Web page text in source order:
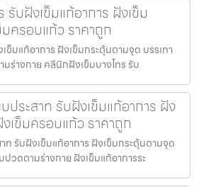
รับฝังเข็มแก้อาการ ฝังเข็ม
ครอบแก้ว ราคาถูก
ข็มแก้อาการ ฝังเข็มกระตุ้นตามจุด บรรเทา
มร่างกาย คลีนิกฝังเข็มบางไทร รับ
ประสาท รับฝังเข็มแก้อาการ ฝัง
เข็มครอบแก้ว ราคาถูก
ท รับฝังเข็มแก้อาการ ฝังเข็มกระตุ้นตามจุด
ปวดตามร่างกาย ฝังเข็มแก้อาการระ